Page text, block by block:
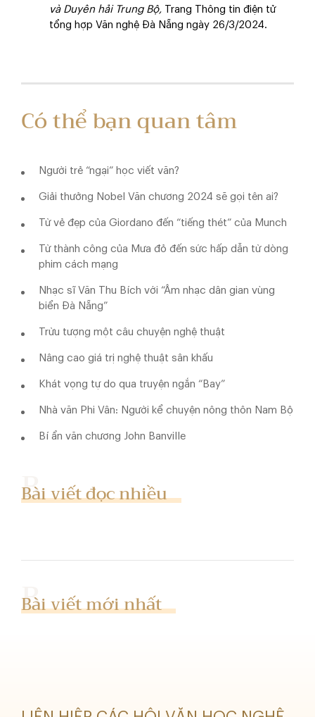
và Duyên hải Trung Bộ, Trang Thông tin điện tử
tổng hợp Văn nghệ Đà Nẵng ngày 26/3/2024.
Có thể bạn quan tâm
Người trẻ “ngại” học viết văn?
Giải thưởng Nobel Văn chương 2024 sẽ gọi tên ai?
Từ vẻ đẹp của Giordano đến “tiếng thét” của Munch
Từ thành công của Mưa đỏ đến sức hấp dẫn từ dòng
phim cách mạng
Nhạc sĩ Văn Thu Bích với “Âm nhạc dân gian vùng
biển Đà Nẵng”
Trừu tượng một câu chuyện nghệ thuật
Nâng cao giá trị nghệ thuật sân khấu
Khát vọng tự do qua truyện ngắn “Bay”
Nhà văn Phi Vân: Người kể chuyện nông thôn Nam Bộ
Bí ẩn văn chương John Banville
Bài viết đọc nhiều
Bài viết mới nhất